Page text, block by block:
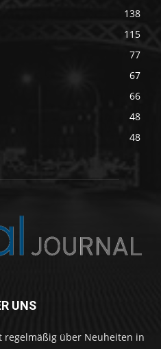
138
115
77
67
66
48
48
UNS
über Neuheiten in